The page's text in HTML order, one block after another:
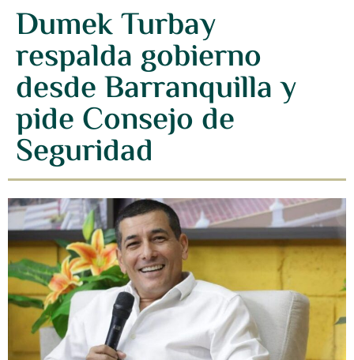
Dumek Turbay
respalda gobierno
desde Barranquilla y
pide Consejo de
Seguridad